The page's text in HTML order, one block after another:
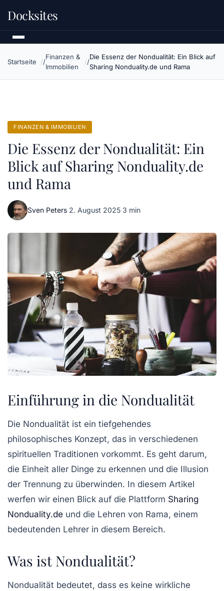
Docksites
Startseite
Finanzen &
Immobilien
Die Essenz der Nondualität: Ein Blick auf
Sharing Nonduality.de und Rama
FINANZEN & IMMOBILIEN
Die Essenz der Nondualität: Ein
Blick auf Sharing Nonduality.de
und Rama
Sven Peters·2. August 2025·3 min
Einführung in die Nondualität
Die Nondualität ist ein tiefgehendes
philosophisches Konzept, das in verschiedenen
spirituellen Traditionen vorkommt. Es geht darum,
die Einheit aller Dinge zu erkennen und die Illusion
der Trennung zu überwinden. In diesem Artikel
werfen wir einen Blick auf die Plattform Sharing
Nonduality.de und die Lehren von Rama, einem
bedeutenden Lehrer in diesem Bereich.
Was ist Nondualität?
Nondualität bedeutet, dass es keine wirkliche